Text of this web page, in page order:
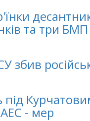
та три БМП
збив
під
- мер